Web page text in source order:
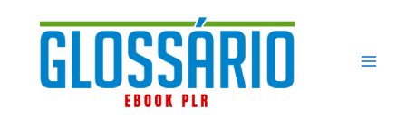
conteúdo